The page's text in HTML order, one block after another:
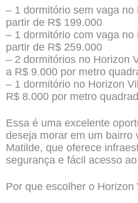
– 1 dormitório sem vaga
partir de R$ 199.000
– 1 dormitório com vaga
partir de R$ 259.000
– 2 dormitórios no Horizon
a R$ 9.000 por metro
– 1 dormitório no Horizon
R$ 8.000 por metro
Essa é uma excelente
deseja morar em um bairro
Matilde, que oferece
segurança e fácil acesso
Por que escolher o Horizon